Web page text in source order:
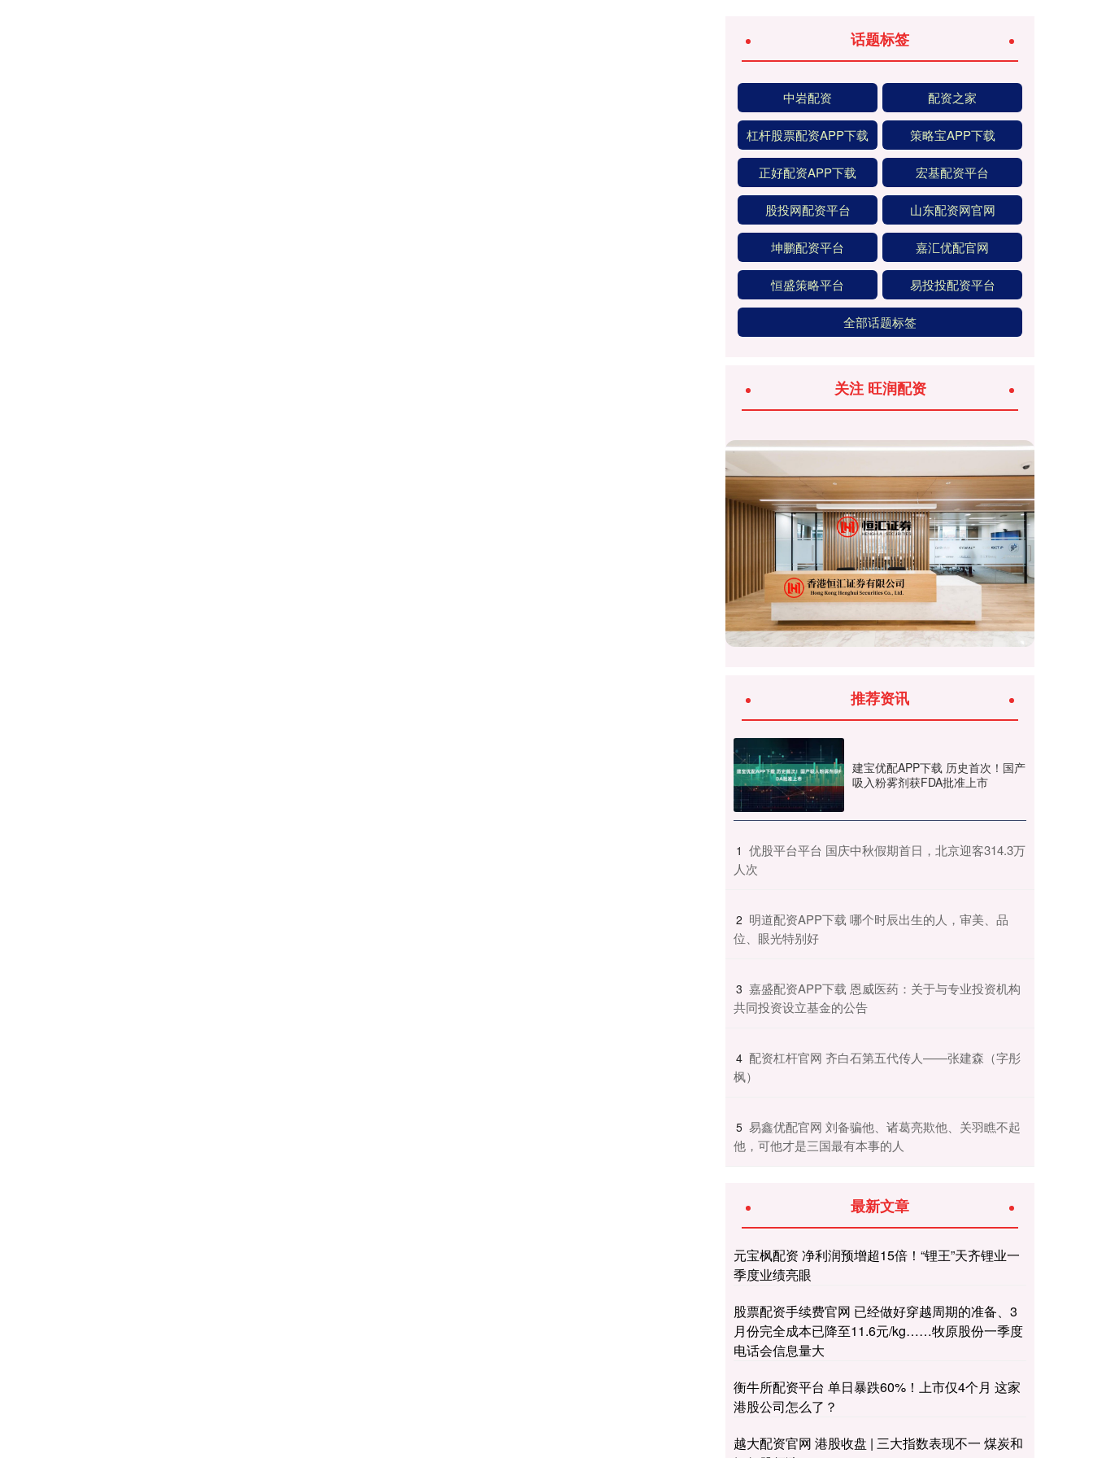
话题标签
中岩配资 配资之家
杠杆股票配资APP下载 策略宝APP下载
正好配资APP下载 宏基配资平台
股投网配资平台 山东配资网官网
坤鹏配资平台 嘉汇优配官网
恒盛策略平台 易投投配资平台
全部话题标签
关注 旺润配资
推荐资讯
建宝优配APP下载 历史首次！国产
吸入粉雾剂获FDA批准上市
1 ​优股平台平台 国庆中秋假期首日，北京迎客314.3万
人次
2 ​明道配资APP下载 哪个时辰出生的人，审美、品
位、眼光特别好
3 ​嘉盛配资APP下载 恩威医药：关于与专业投资机构
共同投资设立基金的公告
4 ​配资杠杆官网 齐白石第五代传人——张建森（字彤
枫）
5 ​易鑫优配官网 刘备骗他、诸葛亮欺他、关羽瞧不起
他，可他才是三国最有本事的人
最新文章
元宝枫配资 净利润预增超15倍！“锂王”天齐锂业一
季度业绩亮眼
股票配资手续费官网 已经做好穿越周期的准备、3
月份完全成本已降至11.6元/kg……牧原股份一季度
电话会信息量大
衡牛所配资平台 单日暴跌60%！上市仅4个月 这家
港股公司怎么了？
越大配资官网 港股收盘 | 三大指数表现不一 煤炭和